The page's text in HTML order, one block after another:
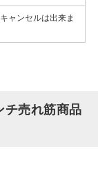
ャンセルは出来ま
チ売れ筋商品